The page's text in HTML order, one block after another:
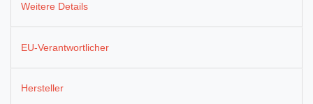
Weitere Details
EU-Verantwortlicher
Hersteller